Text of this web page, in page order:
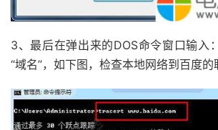
3、最后在弹出来的DOS命令窗口输入
“域名”，如下图，检查本地网络到百度的